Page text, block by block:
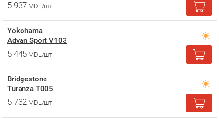
5 937 MDL/шт
Yokohama
Advan Sport V103
5 445 MDL/шт
Bridgestone
Turanza T005
5 732 MDL/шт